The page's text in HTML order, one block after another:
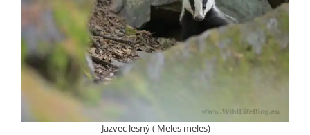
Jazvec lesný ( Meles meles)